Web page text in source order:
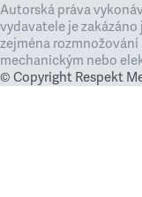
Autorská práva
vydavatele je
zejména
mechanickým nebo
© Copyright Respekt